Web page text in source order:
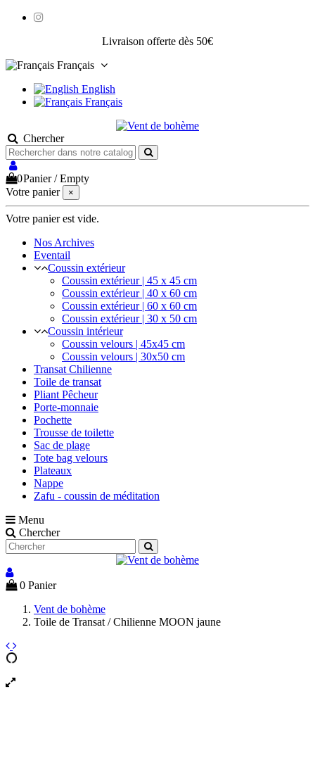
Livraison offerte dès 50€
Français
English
Français
Chercher
0Panier/Empty
Votre panier
×
Votre panier est vide.
Nos Archives
Eventail
Coussin extérieur
Coussin extérieur | 45 x 45 cm
Coussin extérieur | 40 x 60 cm
Coussin extérieur | 60 x 60 cm
Coussin extérieur | 30 x 50 cm
Coussin intérieur
Coussin velours | 45x45 cm
Coussin velours | 30x50 cm
Transat Chilienne
Toile de transat
Pliant Pêcheur
Porte-monnaie
Pochette
Trousse de toilette
Sac de plage
Tote bag velours
Plateaux
Nappe
Zafu - coussin de méditation
Menu
Chercher
0 Panier
Vent de bohème
Toile de Transat / Chilienne MOON jaune